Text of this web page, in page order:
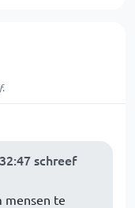
schreef
mensen te